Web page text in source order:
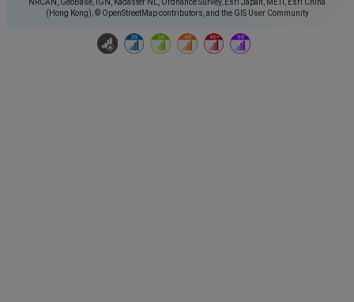
NRCAN, GeoBase, IGN, Kadaster NL, Ordnance Survey, Esri Japan, METI, Esri China
(Hong Kong), © OpenStreetMap contributors, and the GIS User Community